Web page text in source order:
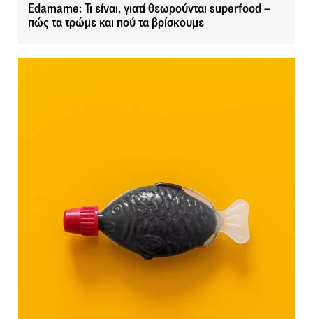
Edamame: Τι είναι, γιατί θεωρούνται superfood –
πώς τα τρώμε και πού τα βρίσκουμε